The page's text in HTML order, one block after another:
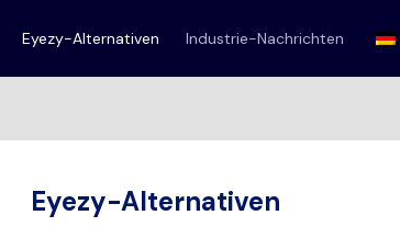
Eyezy-Alternativen Industrie-Nachrichten
Eyezy-Alternativen